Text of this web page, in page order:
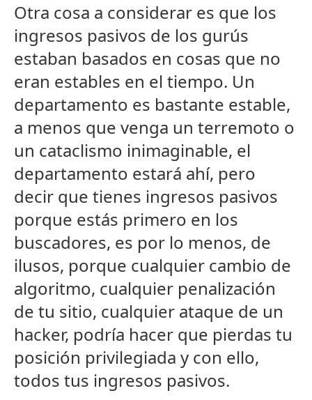
Otra cosa a considerar es que los
ingresos pasivos de los gurús
estaban basados en cosas que no
eran estables en el tiempo. Un
departamento es bastante estable,
a menos que venga un terremoto o
un cataclismo inimaginable, el
departamento estará ahí, pero
decir que tienes ingresos pasivos
porque estás primero en los
buscadores, es por lo menos, de
ilusos, porque cualquier cambio de
algoritmo, cualquier penalización
de tu sitio, cualquier ataque de un
hacker, podría hacer que pierdas tu
posición privilegiada y con ello,
todos tus ingresos pasivos.